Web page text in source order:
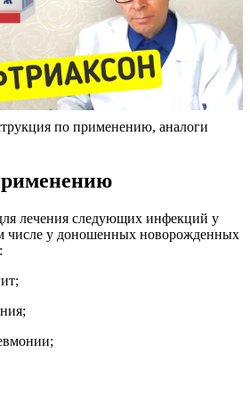
по применению, аналоги
лечения следующих инфекций у
числе у доношенных новорожденных